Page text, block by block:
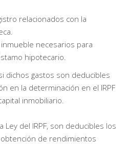
relacionados con la
necesarios para
hipotecario.
dichos gastos son deducibles
en la determinación en el IRPF
inmobiliario.
Ley del IRPF, son deducibles los
de rendimientos